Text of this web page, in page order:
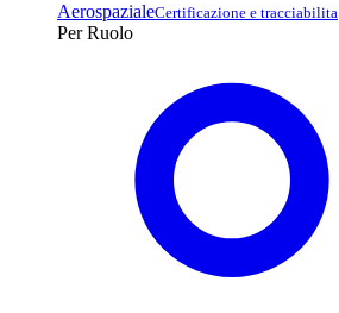
AerospazialeCertificazione e tracciabilita
Per Ruolo